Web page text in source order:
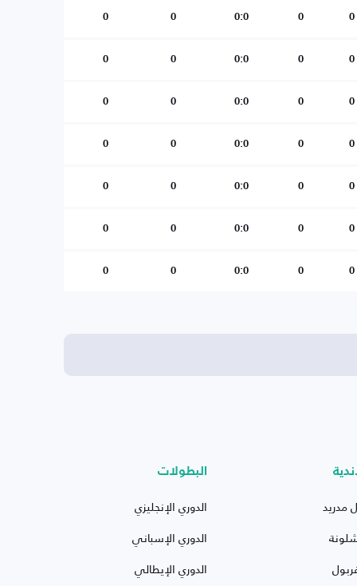
0
0
0:0
0
0
0
0
0:0
0
0
0
0
0:0
0
0
0
0
0:0
0
0
0
0
0:0
0
0
0
0
0:0
0
0
0
0
0:0
0
0
مدريد
البطولات
الدوري الإنجليزي
الدوري الإسباني
الدوري الإيطالي